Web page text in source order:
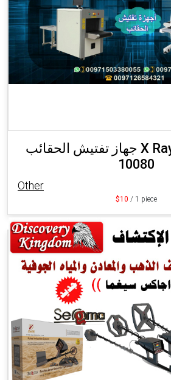
جهاز تفتيش الحقائب X Ray Scanner JH
10080
Other
$10 / 1 piece